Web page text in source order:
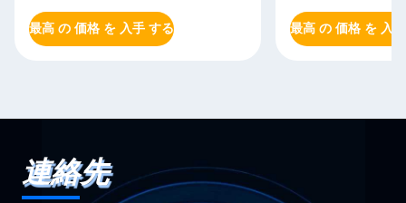
最高 の 価格 を 入手 する 最高 の 価格 を 入
連絡先